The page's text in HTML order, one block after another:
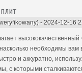
- 2024-12-16
высококачественный
необходимы
и аккуратно,
с которыми